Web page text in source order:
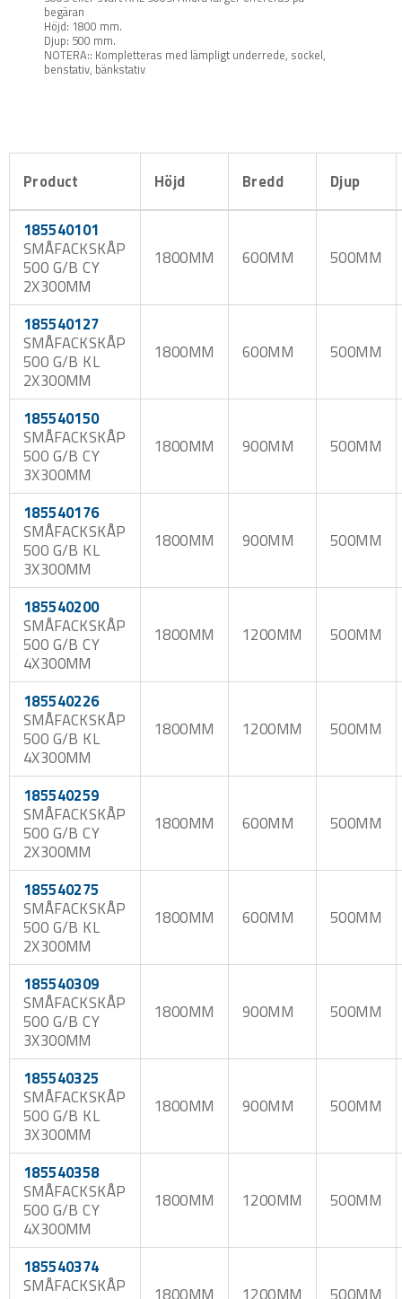
begäran
Höjd: 1800 mm.
Djup: 500 mm.
NOTERA:: Kompletteras med lämpligt underrede, sockel,
benstativ, bänkstativ
Product Höjd Bredd Djup
185540101
SMÅFACKSKÅP
500 G/B CY
2X300MM
1800MM 600MM 500MM
185540127
SMÅFACKSKÅP
500 G/B KL
2X300MM
1800MM 600MM 500MM
185540150
SMÅFACKSKÅP
500 G/B CY
3X300MM
1800MM 900MM 500MM
185540176
SMÅFACKSKÅP
500 G/B KL
3X300MM
1800MM 900MM 500MM
185540200
SMÅFACKSKÅP
500 G/B CY
4X300MM
1800MM 1200MM 500MM
185540226
SMÅFACKSKÅP
500 G/B KL
4X300MM
1800MM 1200MM 500MM
185540259
SMÅFACKSKÅP
500 G/B CY
2X300MM
1800MM 600MM 500MM
185540275
SMÅFACKSKÅP
500 G/B KL
2X300MM
1800MM 600MM 500MM
185540309
SMÅFACKSKÅP
500 G/B CY
3X300MM
1800MM 900MM 500MM
185540325
SMÅFACKSKÅP
500 G/B KL
3X300MM
1800MM 900MM 500MM
185540358
SMÅFACKSKÅP
500 G/B CY
4X300MM
1800MM 1200MM 500MM
185540374
SMÅFACKSKÅP
1800MM 1200MM 500MM